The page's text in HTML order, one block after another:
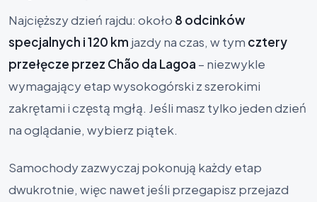
Najcięższy dzień rajdu: około 8 odcinków
specjalnych i 120 km jazdy na czas, w tym cztery
przełęcze przez Chão da Lagoa – niezwykle
wymagający etap wysokogórski z szerokimi
zakrętami i częstą mgłą. Jeśli masz tylko jeden dzień
na oglądanie, wybierz piątek.
Samochody zazwyczaj pokonują każdy etap
dwukrotnie, więc nawet jeśli przegapisz przejazd